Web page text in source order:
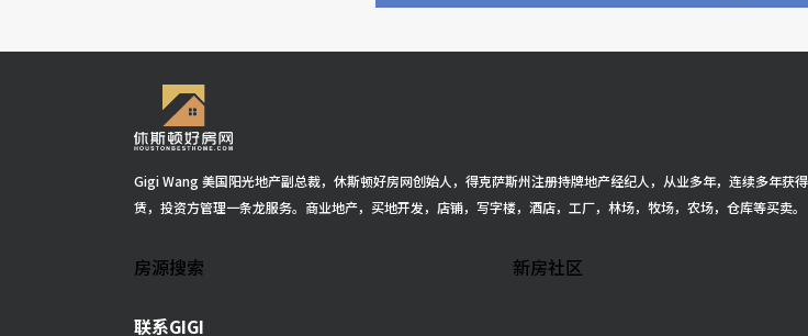
Gigi Wang 美国阳光地产副总裁，休斯顿好房网创始人，得克萨斯州注册持牌地产经纪人，从业多年，连续多年
赁，投资方管理一条龙服务。商业地产，买地开发，店铺，写字楼，酒店，工厂，林场，牧场，农场，仓库等买卖。
房源搜索 新房社区
联系GIGI